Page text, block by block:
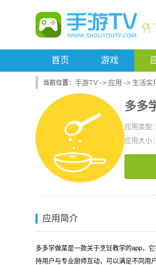
首页 游戏
手游TV -> 应用 -> 生活实
多多
应用类型：
应用大小：
应用简介
多多学做菜是一款关于烹饪教学的app，
持用户与专业厨师互动，可以满足不同用